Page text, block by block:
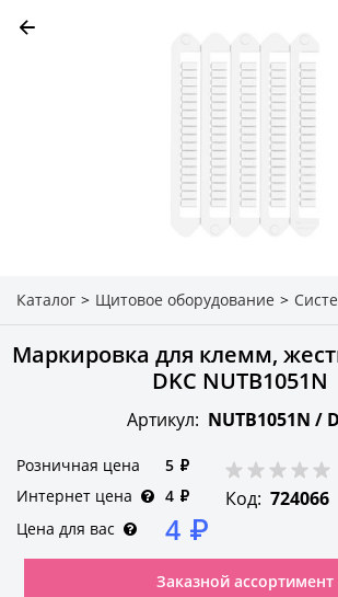
Каталог > Щитовое оборудование >
Маркировка для клемм,
DKC NUTB1051N
Артикул: NUTB1051N /
Розничная цена 5 ₽
Интернет цена
4 ₽
Цена для вас
4 ₽
Код: 724066
Заказной ассортимент